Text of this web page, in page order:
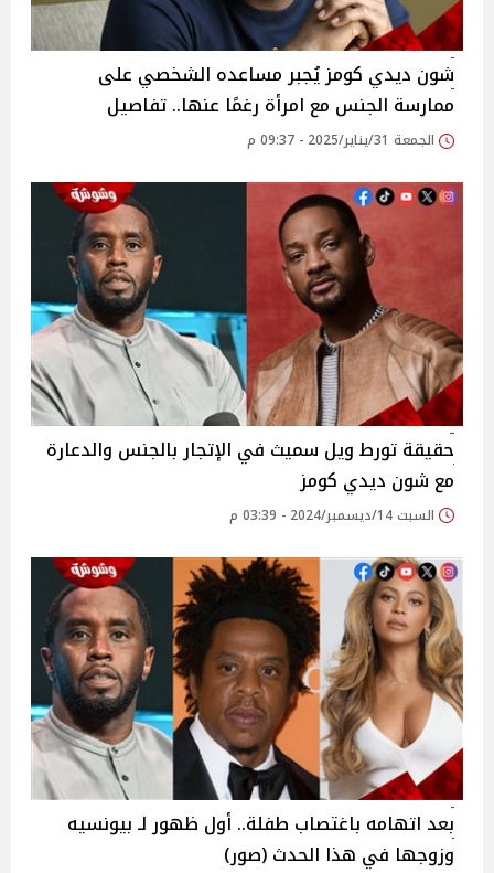
شون ديدي كومز يُجبر مساعده الشخصي على
ممارسة الجنس مع امرأة رغمًا عنها.. تفاصيل
الجمعة 31/يناير/2025 - 09:37 م
حقيقة تورط ويل سميث في الإتجار بالجنس والدعارة
مع شون ديدي كومز
السبت 14/ديسمبر/2024 - 03:39 م
بعد اتهامه باغتصاب طفلة.. أول ظهور لـ بيونسيه
وزوجها في هذا الحدث (صور)